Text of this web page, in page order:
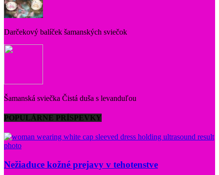
Darčekový balíček šamanských sviečok
Šamanská sviečka Čistá duša s levanduľou
POPULÁRNE PRÍSPEVKY
Nežiaduce kožné prejavy v tehotenstve